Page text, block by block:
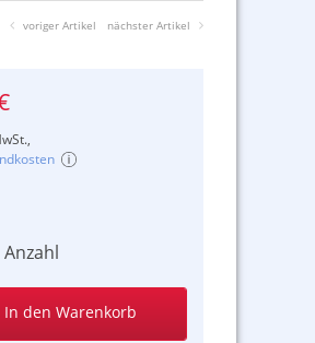
voriger Artikel nächster Artikel
Anzahl
In den Warenkorb